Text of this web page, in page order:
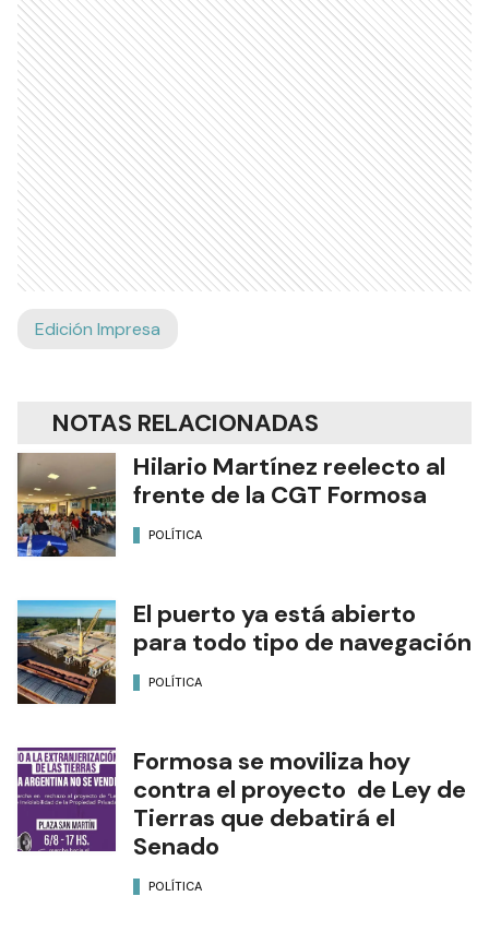
Edición Impresa
NOTAS RELACIONADAS
Hilario Martínez reelecto al
frente de la CGT Formosa
POLÍTICA
El puerto ya está abierto
para todo tipo de navegación
POLÍTICA
Formosa se moviliza hoy
contra el proyecto de Ley de
Tierras que debatirá el
Senado
POLÍTICA